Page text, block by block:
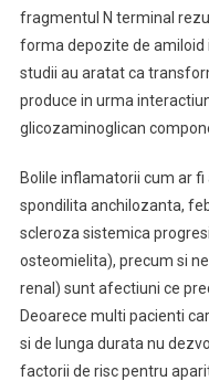
fragmentul N terminal
forma depozite de amiloid
studii au aratat ca
produce in urma
glicozaminoglican
Bolile inflamatorii cum ar
spondilita anchilozanta,
scleroza sistemica
osteomielita), precum si
renal) sunt afectiuni ce
Deoarece multi pacienti
si de lunga durata nu
factorii de risc pentru